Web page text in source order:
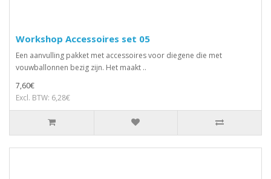
Workshop Accessoires set 05
Een aanvulling pakket met accessoires voor diegene die met
vouwballonnen bezig zijn. Het maakt ..
7,60€
Excl. BTW: 6,28€